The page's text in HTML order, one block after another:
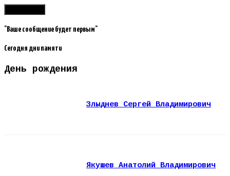
"Ваше сообщение будет первым"
Сегодня дни памяти
День рождения
Злыднев Сергей Владимирович
Якушев Анатолий Владимирович